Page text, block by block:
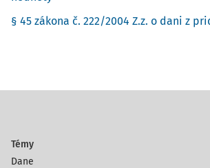
§ 45 zákona č. 222/2004 Z.z. o dani z
Témy
Dane